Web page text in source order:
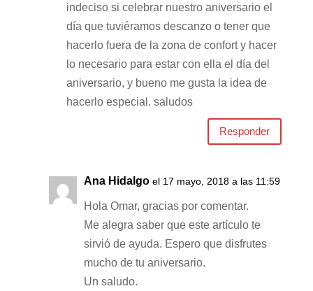
indeciso si celebrar nuestro aniversario el
día que tuviéramos descanzo o tener que
hacerlo fuera de la zona de confort​ y hacer
lo necesario para estar con ella el día del
aniversario, y bueno me gusta la idea de
hacerlo especial. saludos
Responder
Ana Hidalgo el 17 mayo, 2018 a las 11:59
Hola Omar, gracias por comentar.
Me alegra saber que este artículo te
sirvió de ayuda. Espero que disfrutes
mucho de tu aniversario.
Un saludo.